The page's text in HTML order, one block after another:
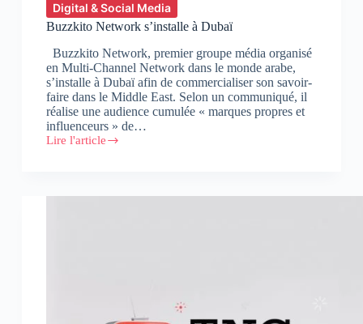
Digital & Social Media
Buzzkito Network s’installe à Dubaï
Buzzkito Network, premier groupe média organisé
en Multi-Channel Network dans le monde arabe,
s’installe à Dubaï afin de commercialiser son savoir-
faire dans le Middle East. Selon un communiqué, il
réalise une audience cumulée « marques propres et
influenceurs » de…
Lire l'article
Buzzkito